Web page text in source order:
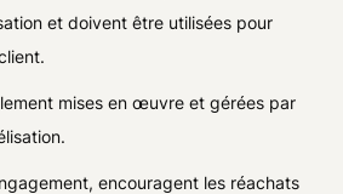
et doivent être utilisées pour
mises en œuvre et gérées par
encouragent les réachats